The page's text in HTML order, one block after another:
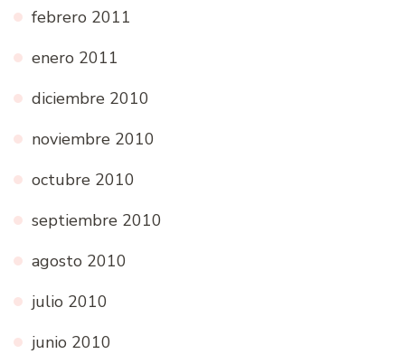
febrero 2011
enero 2011
diciembre 2010
noviembre 2010
octubre 2010
septiembre 2010
agosto 2010
julio 2010
junio 2010